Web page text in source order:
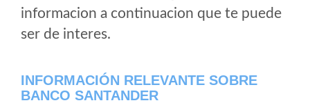
informacion a continuacion que te puede
ser de interes.
INFORMACIÓN RELEVANTE SOBRE
BANCO SANTANDER